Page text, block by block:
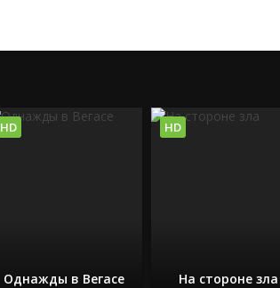
Однажды в Вегасе
HD
На стороне зла
HD